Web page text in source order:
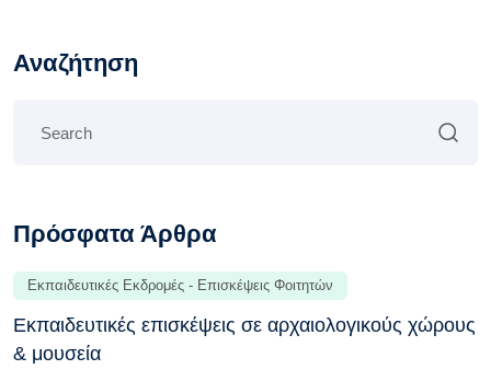
Αναζήτηση
Πρόσφατα Άρθρα
Εκπαιδευτικές Εκδρομές - Επισκέψεις Φοιτητών
Εκπαιδευτικές επισκέψεις σε αρχαιολογικούς χώρους
& μουσεία